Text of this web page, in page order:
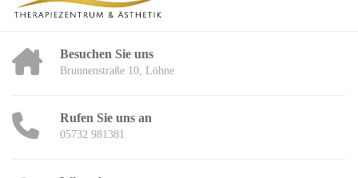
Besuchen Sie uns
Brunnenstraße 10, Löhne
Rufen Sie uns an
05732 981381